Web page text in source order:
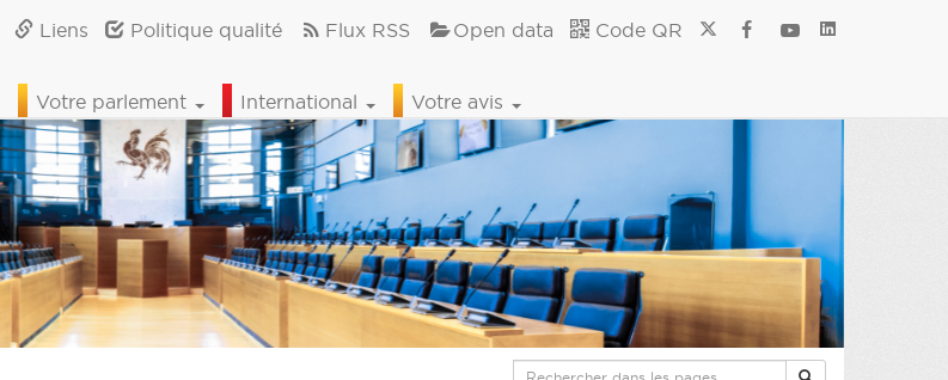
Liens Politique qualité Flux RSS Open data Code QR
Votre parlement International Votre avis